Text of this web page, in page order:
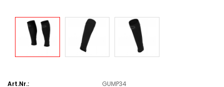
Art.Nr.:
GUMP34